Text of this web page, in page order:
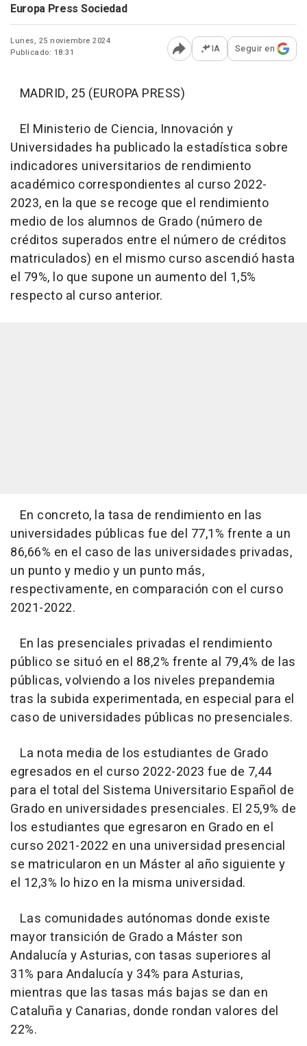
Europa Press Sociedad
Lunes, 25 noviembre 2024
Publicado: 18:31
Abrir opciones para
IA Seguir en
MADRID, 25 (EUROPA PRESS)
El Ministerio de Ciencia, Innovación y
Universidades ha publicado la estadística sobre
indicadores universitarios de rendimiento
académico correspondientes al curso 2022-
2023, en la que se recoge que el rendimiento
medio de los alumnos de Grado (número de
créditos superados entre el número de créditos
matriculados) en el mismo curso ascendió hasta
el 79%, lo que supone un aumento del 1,5%
respecto al curso anterior.
En concreto, la tasa de rendimiento en las
universidades públicas fue del 77,1% frente a un
86,66% en el caso de las universidades privadas,
un punto y medio y un punto más,
respectivamente, en comparación con el curso
2021-2022.
En las presenciales privadas el rendimiento
público se situó en el 88,2% frente al 79,4% de las
públicas, volviendo a los niveles prepandemia
tras la subida experimentada, en especial para el
caso de universidades públicas no presenciales.
La nota media de los estudiantes de Grado
egresados en el curso 2022-2023 fue de 7,44
para el total del Sistema Universitario Español de
Grado en universidades presenciales. El 25,9% de
los estudiantes que egresaron en Grado en el
curso 2021-2022 en una universidad presencial
se matricularon en un Máster al año siguiente y
el 12,3% lo hizo en la misma universidad.
Las comunidades autónomas donde existe
mayor transición de Grado a Máster son
Andalucía y Asturias, con tasas superiores al
31% para Andalucía y 34% para Asturias,
mientras que las tasas más bajas se dan en
Cataluña y Canarias, donde rondan valores del
22%.